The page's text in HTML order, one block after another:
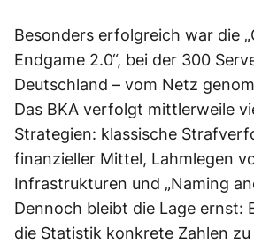
Besonders erfolgreich war die
Endgame 2.0“, bei der 300
Deutschland – vom Netz
Das BKA verfolgt mittlerweile
Strategien: klassische
finanzieller Mittel, Lahmlegen
Infrastrukturen und „Naming
Dennoch bleibt die Lage ernst:
die Statistik konkrete Zahlen